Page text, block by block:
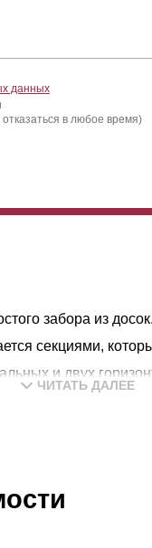
данных
в любое время)
забора из
секциями,
и двух
забор Ранчо
ЧИТАТЬ ДАЛЕЕ